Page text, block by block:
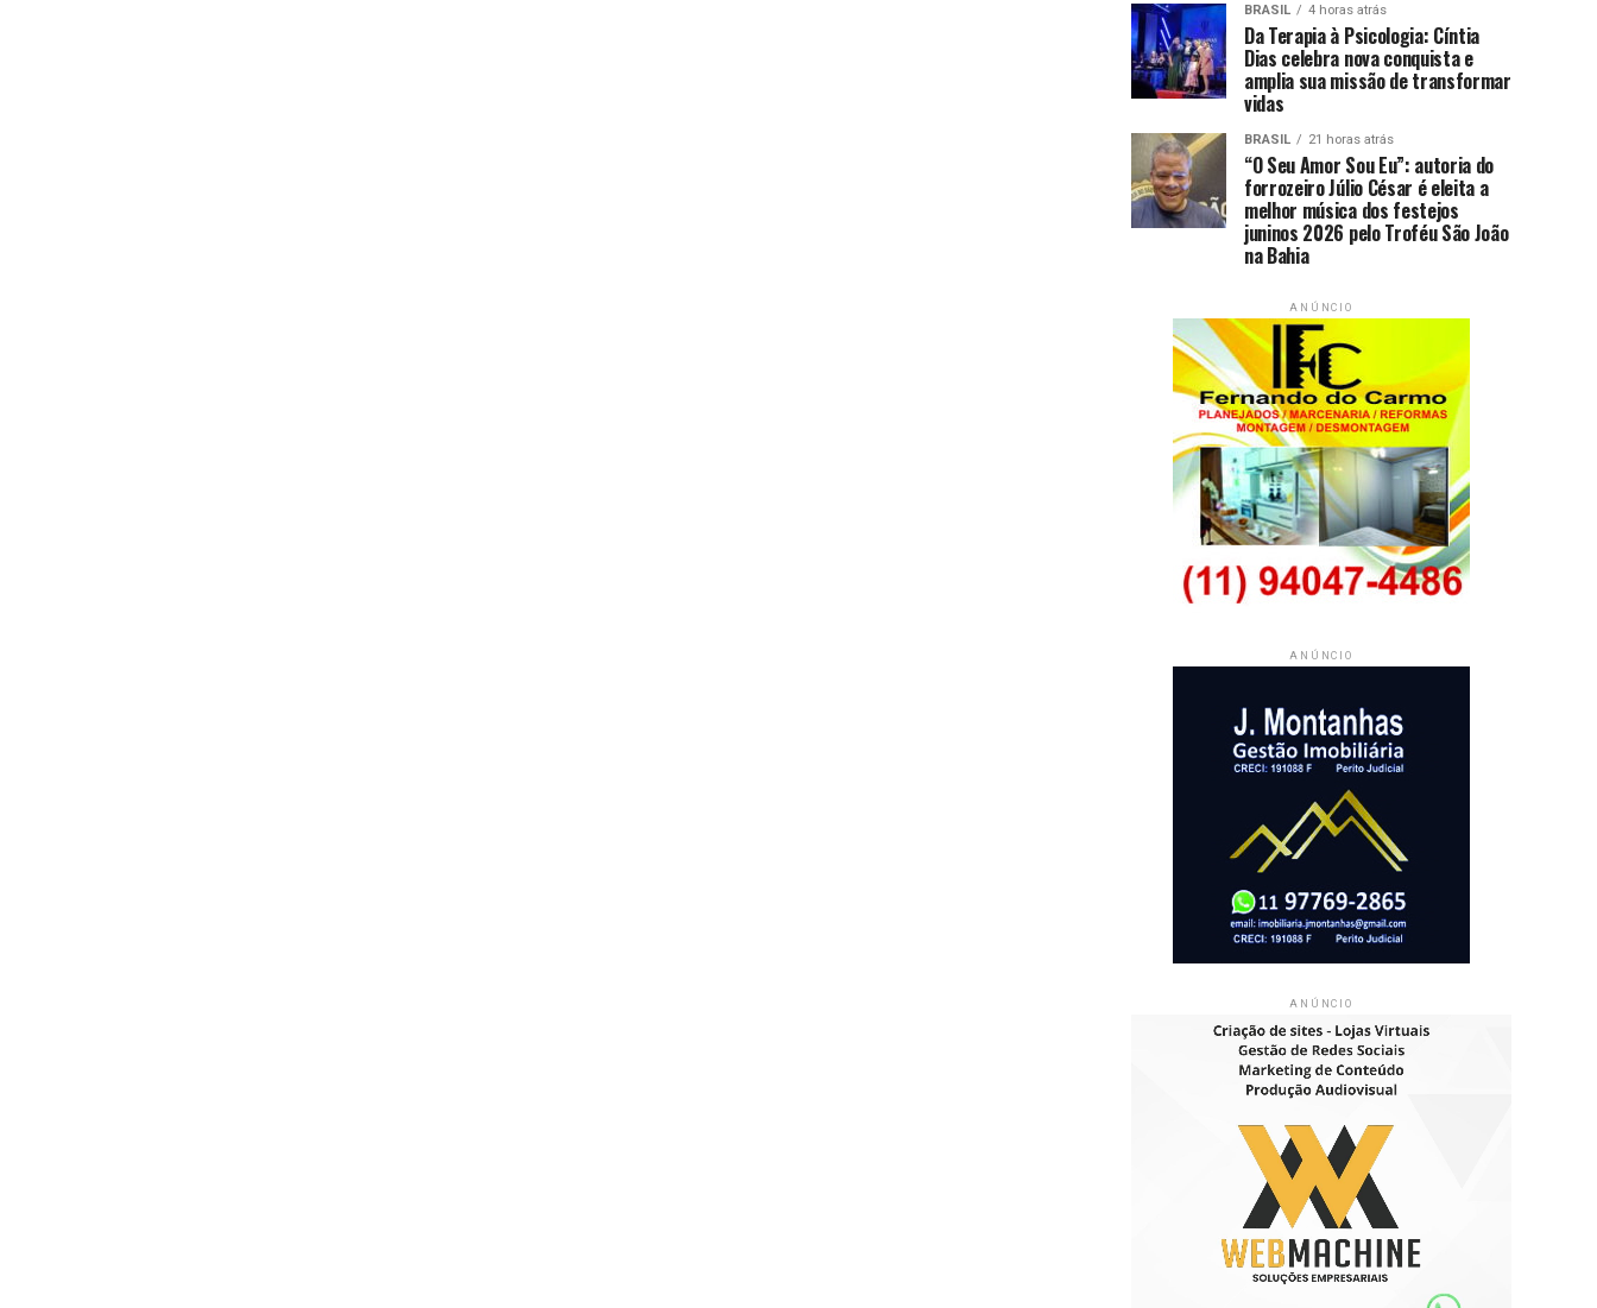
BRASIL 4 horas atrás
Da Terapia à Psicologia: Cíntia
Dias celebra nova conquista e
amplia sua missão de transformar
vidas
BRASIL 21 horas atrás
“O Seu Amor Sou Eu”: autoria do
forrozeiro Júlio César é eleita a
melhor música dos festejos
juninos 2026 pelo Troféu São João
na Bahia
ANÚNCIO
ANÚNCIO
ANÚNCIO